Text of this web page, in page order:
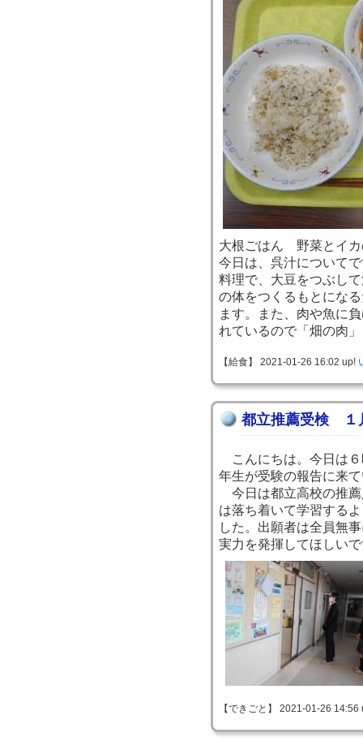
大根ごはん 野菜とイ
今日は、呉汁について
料理で、大豆をつぶし
の体をつくるもとにな
ます。また、肉や魚に
れているので「畑の肉
【給食】 2021-01-26 16:02 up!
都立推薦受検 １
こんにちは。今日は６
年生が受験の報告に来
今日は都立高校の推薦
は落ち着いて学習する
した。出願者は全員無
実力を発揮してほしい
【できごと】 2021-01-26